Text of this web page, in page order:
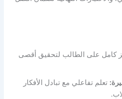
كامل على الطالب لتحقيق أقصى
تعلم تفاعلي مع تبادل الأفكار